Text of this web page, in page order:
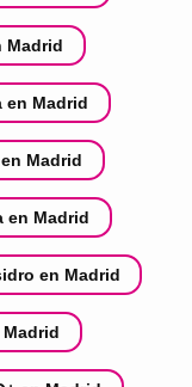
Madrid
en Madrid
Madrid
en Madrid
en Madrid